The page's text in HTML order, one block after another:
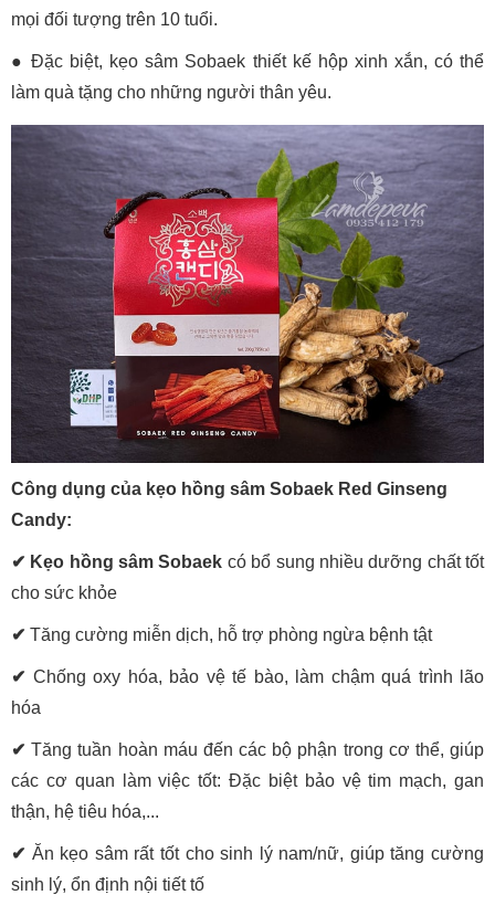
mọi đối tượng trên 10 tuổi.
● Đặc biệt, kẹo sâm Sobaek thiết kế hộp xinh xắn, có thể
làm quà tặng cho những người thân yêu.
Công dụng của kẹo hồng sâm Sobaek Red Ginseng
Candy:
✔ Kẹo hồng sâm Sobaek có bổ sung nhiều dưỡng chất tốt
cho sức khỏe
✔ Tăng cường miễn dịch, hỗ trợ phòng ngừa bệnh tật
✔ Chống oxy hóa, bảo vệ tế bào, làm chậm quá trình lão
hóa
✔Tăng tuần hoàn máu đến các bộ phận trong cơ thể, giúp
các cơ quan làm việc tốt: Đặc biệt bảo vệ tim mạch, gan
thận, hệ tiêu hóa,...
✔ Ăn kẹo sâm rất tốt cho sinh lý nam/nữ, giúp tăng cường
sinh lý, ổn định nội tiết tố